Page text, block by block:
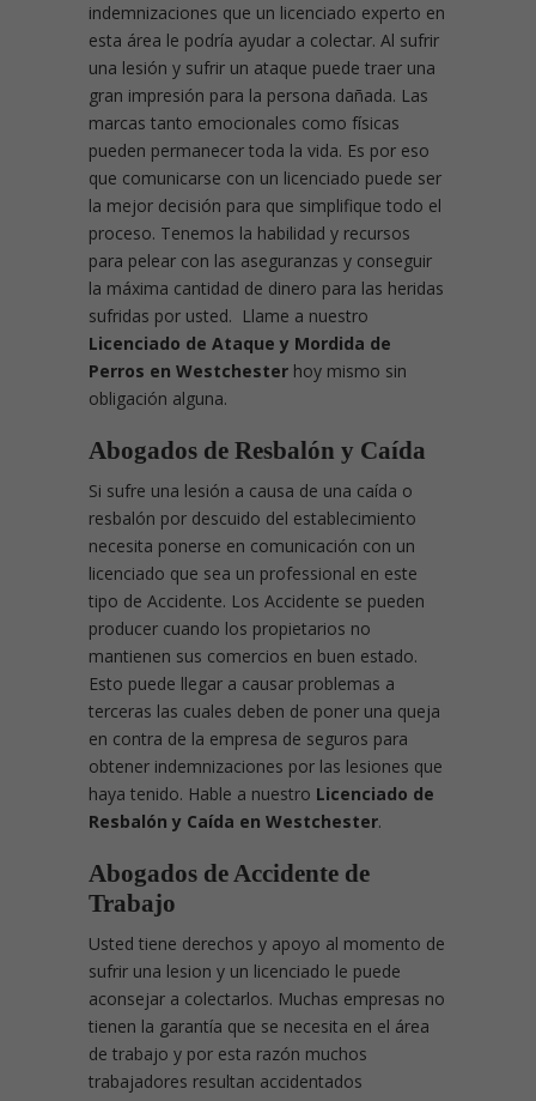
indemnizaciones que un licenciado experto en
esta área le podría ayudar a colectar. Al sufrir
una lesión y sufrir un ataque puede traer una
gran impresión para la persona dañada. Las
marcas tanto emocionales como físicas
pueden permanecer toda la vida. Es por eso
que comunicarse con un licenciado puede ser
la mejor decisión para que simplifique todo el
proceso. Tenemos la habilidad y recursos
para pelear con las aseguranzas y conseguir
la máxima cantidad de dinero para las heridas
sufridas por usted. Llame a nuestro
Licenciado de Ataque y Mordida de
Perros en Westchester hoy mismo sin
obligación alguna.
Abogados de Resbalón y Caída
Si sufre una lesión a causa de una caída o
resbalón por descuido del establecimiento
necesita ponerse en comunicación con un
licenciado que sea un professional en este
tipo de Accidente. Los Accidente se pueden
producer cuando los propietarios no
mantienen sus comercios en buen estado.
Esto puede llegar a causar problemas a
terceras las cuales deben de poner una queja
en contra de la empresa de seguros para
obtener indemnizaciones por las lesiones que
haya tenido. Hable a nuestro Licenciado de
Resbalón y Caída en Westchester.
Abogados de Accidente de
Trabajo
Usted tiene derechos y apoyo al momento de
sufrir una lesion y un licenciado le puede
aconsejar a colectarlos. Muchas empresas no
tienen la garantía que se necesita en el área
de trabajo y por esta razón muchos
trabajadores resultan accidentados